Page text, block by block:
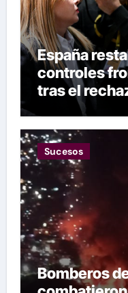
España
controles
tras el
las
Sucesos
Bomberos